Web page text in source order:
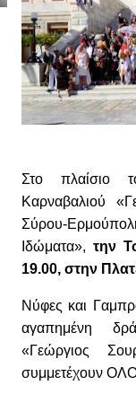
Στο πλαίσιο
Καρναβαλιού
Σύρου-
Ιδώματα»,την
19.00, στην
Νύφες και
αγαπημένη
«Γεώργιος
συμμετέχουν